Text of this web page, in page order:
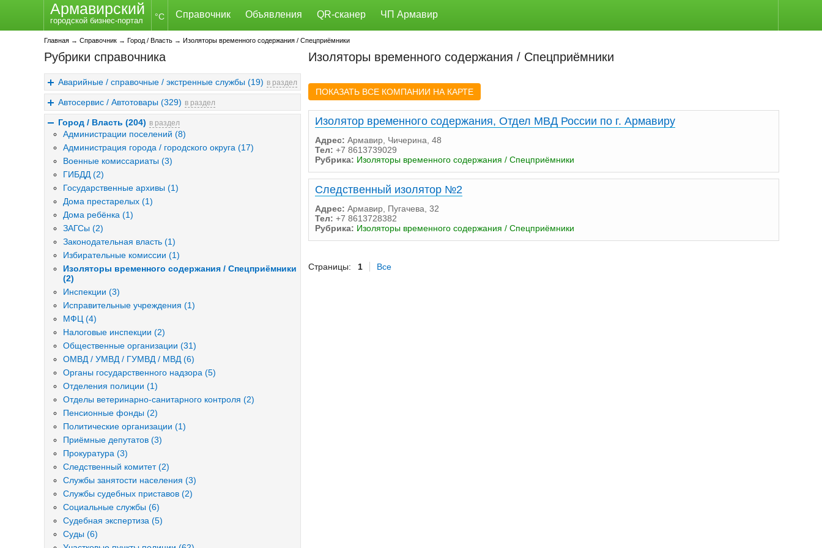
Армавирский
городской бизнес-портал °C Справочник Объявления QR-сканер ЧП Армавир
Главная → Справочник → Город / Власть → Изоляторы временного содержания / Спецприёмники
Рубрики справочника
Аварийные / справочные / экстренные службы (19) в раздел
Автосервис / Автотовары (329) в раздел
Город / Власть (204) в раздел
Администрации поселений (8)
Администрация города / городского округа (17)
Военные комиссариаты (3)
ГИБДД (2)
Государственные архивы (1)
Дома престарелых (1)
Дома ребёнка (1)
ЗАГСы (2)
Законодательная власть (1)
Избирательные комиссии (1)
Изоляторы временного содержания / Спецприёмники
(2)
Инспекции (3)
Исправительные учреждения (1)
МФЦ (4)
Налоговые инспекции (2)
Общественные организации (31)
ОМВД / УМВД / ГУМВД / МВД (6)
Органы государственного надзора (5)
Отделения полиции (1)
Отделы ветеринарно-санитарного контроля (2)
Пенсионные фонды (2)
Политические организации (1)
Приёмные депутатов (3)
Прокуратура (3)
Следственный комитет (2)
Службы занятости населения (3)
Службы судебных приставов (2)
Социальные службы (6)
Судебная экспертиза (5)
Суды (6)
Изоляторы временного содержания / Спецприёмники
ПОКАЗАТЬ ВСЕ КОМПАНИИ НА КАРТЕ
Изолятор временного содержания, Отдел МВД России по г. Армавиру
Адрес: Армавир, Чичерина, 48
Тел: +7 8613739029
Рубрика: Изоляторы временного содержания / Спецприёмники
Следственный изолятор №2
Адрес: Армавир, Пугачева, 32
Тел: +7 8613728382
Рубрика: Изоляторы временного содержания / Спецприёмники
Страницы: 1 Все